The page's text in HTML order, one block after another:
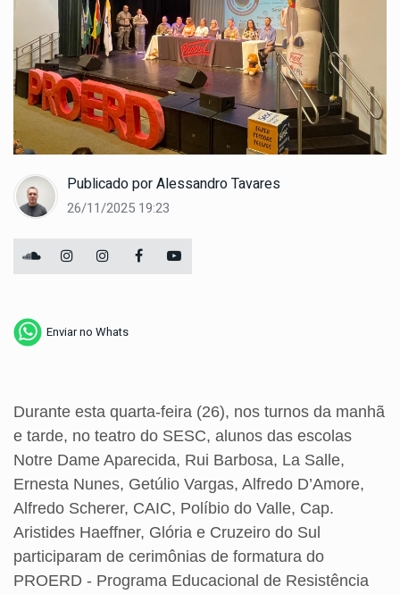
Publicado porAlessandro Tavares
26/11/2025 19:23
Enviar no Whats
Durante esta quarta-feira (26), nos turnos da manhã
e tarde, no teatro do SESC, alunos das escolas
Notre Dame Aparecida, Rui Barbosa, La Salle,
Ernesta Nunes, Getúlio Vargas, Alfredo D’Amore,
Alfredo Scherer, CAIC, Políbio do Valle, Cap.
Aristides Haeffner, Glória e Cruzeiro do Sul
participaram de cerimônias de formatura do
PROERD - Programa Educacional de Resistência